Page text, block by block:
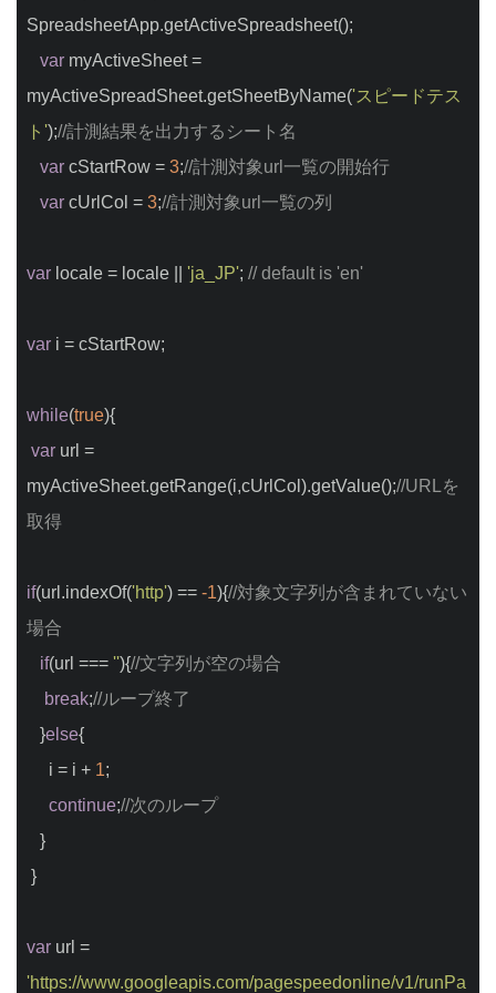
SpreadsheetApp.getActiveSpreadsheet();
var myActiveSheet =
myActiveSpreadSheet.getSheetByName('スピードテス
ト');//計測結果を出力するシート名
var cStartRow = 3;//計測対象url一覧の開始行
var cUrlCol = 3;//計測対象url一覧の列
var locale = locale || 'ja_JP'; // default is 'en'
var i = cStartRow;
while(true){
var url =
myActiveSheet.getRange(i,cUrlCol).getValue();//URLを
取得
if(url.indexOf('http') == -1){//対象文字列が含まれていない
場合
if(url === ''){//文字列が空の場合
break;//ループ終了
   }
else{
     i = i +
1;
continue;//次のループ
   }
}
var
url =
'https://www.googleapis.com/pagespeedonline/v1/runPa